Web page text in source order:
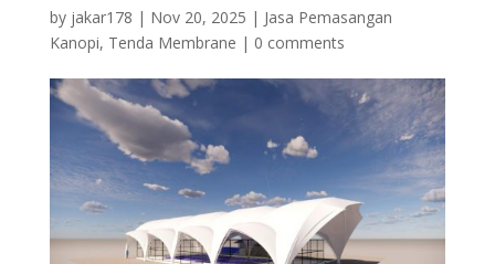
by jakar178 | Nov 20, 2025 | Jasa Pemasangan
Kanopi, Tenda Membrane | 0 comments